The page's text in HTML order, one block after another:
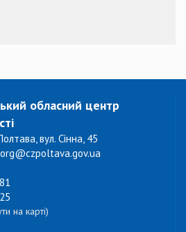
обласний центр
вул. Сінна, 45
на карті)